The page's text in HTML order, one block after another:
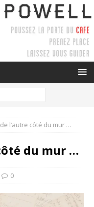
l’autre côté du mur …
du mur …
0